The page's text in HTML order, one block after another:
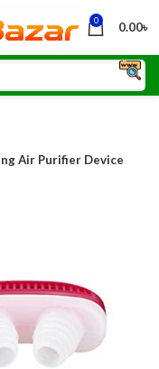
0 0.00৳
Air Purifier Device